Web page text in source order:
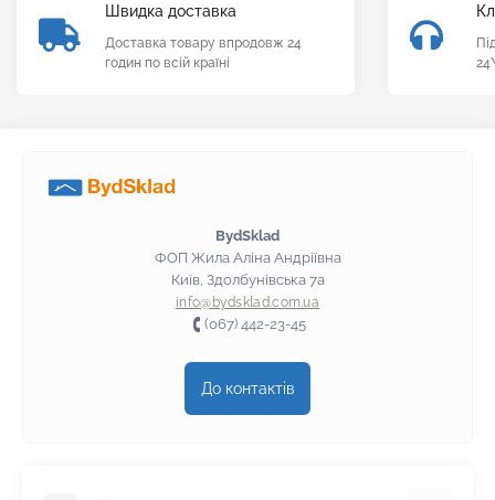
Швидка доставка
Доставка товару впродовж 24
годин по всій країні
BydSklad
ФОП Жила Аліна Андріївна
Київ, Здолбунівська 7а
info@bydsklad.com.ua
(067) 442-23-45
До контактів